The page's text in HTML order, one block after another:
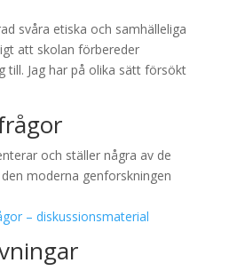
svåra etiska och samhälleliga
att skolan förbereder
till. Jag har på olika sätt försökt
och ställer några av de
moderna genforskningen
– diskussionsmaterial